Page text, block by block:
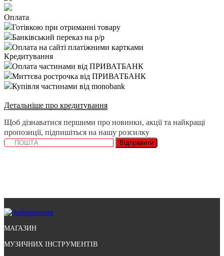
Оплата
Готівкою при отриманні товару
Банківський переказ на р/р
Оплата на сайті платіжними картками
Кредитування
Оплата частинами від ПРИВАТБАНК
Миттєва рострочка від ПРИВАТБАНК
Купівля частинами від monobank
Детальніше про кредитування
Щоб дізнаватися першими про новинки, акції та найкращі
пропозиції, підпишіться на нашу розсилку
Відправити
МАГАЗИН
МУЗИЧНИХ ІНСТРУМЕНТІВ